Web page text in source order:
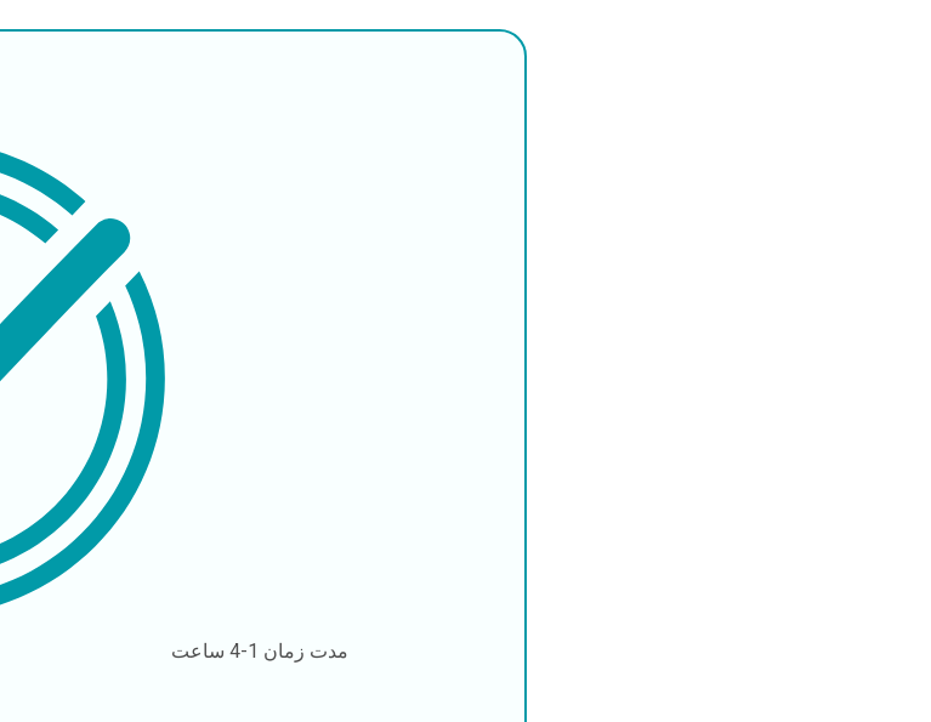
مدت زمان 1-4 ساعت